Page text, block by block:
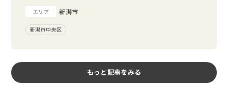
エリア 新潟市
新潟市中央区
もっと記事をみる